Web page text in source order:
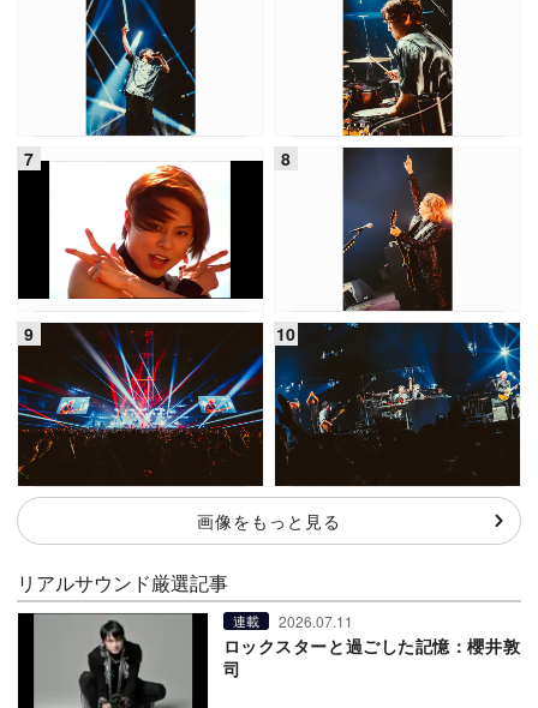
画像をもっと見る
リアルサウンド厳選記事
連載 2026.07.11
ロックスターと過ごした記憶：櫻井敦
司